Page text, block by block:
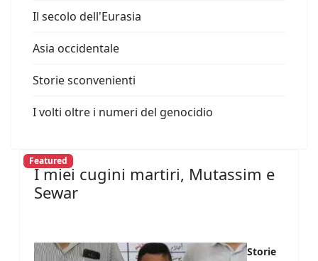
Il secolo dell'Eurasia
Asia occidentale
Storie sconvenienti
I volti oltre i numeri del genocidio
Featured
I miei cugini martiri, Mutassim e
Sewar
Storie